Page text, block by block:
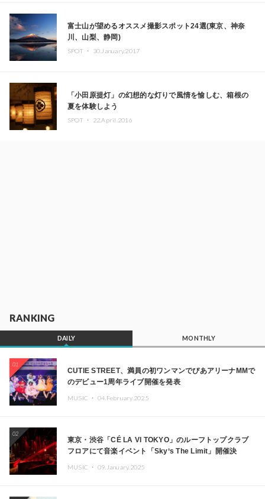
富士山が望めるオススメ撮影スポット24選(東京、神奈
川、山梨、静岡)
SPOT ・ 30.January.2017
「小田原提灯」の幻想的な灯りで風情を愉しむ、箱根の
夏を体験しよう
SPOT ・ 22.April.2016
RANKING
DAILY MONTHLY
01
CUTIE STREET、満員の初ワンマンでぴあアリーナMMで
のデビュー1周年ライブ開催を発表
MUSIC ・ 04.February.2025
02
東京・渋谷「CÉ LA VI TOKYO」のルーフトップクラブ
フロアにて音楽イベント「Sky‘s The Limit」開催決
MUSIC ・ 09.January.2025